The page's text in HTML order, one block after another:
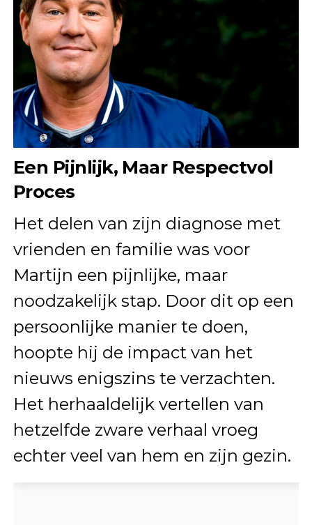
Een Pijnlijk, Maar Respectvol
Proces
Het delen van zijn diagnose met
vrienden en familie was voor
Martijn een pijnlijke, maar
noodzakelijk stap. Door dit op een
persoonlijke manier te doen,
hoopte hij de impact van het
nieuws enigszins te verzachten.
Het herhaaldelijk vertellen van
hetzelfde zware verhaal vroeg
echter veel van hem en zijn gezin.